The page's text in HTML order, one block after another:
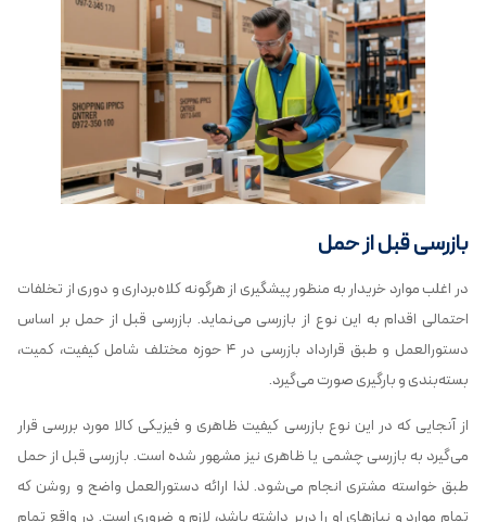
بازرسی قبل از حمل
در اغلب موارد خریدار به منظور پیشگیری از هرگونه کلاه‌برداری و دوری از تخلفات
احتمالی اقدام به این نوع از بازرسی می‌نماید. بازرسی قبل از حمل بر اساس
دستورالعمل و طبق قرارداد بازرسی در ۴ حوزه مختلف شامل کیفیت، کمیت،
بسته‌بندی و بارگیری صورت می‌گیرد.
از آنجایی که در این نوع بازرسی کیفیت ظاهری و فیزیکی کالا مورد بررسی قرار
می‌گیرد به بازرسی چشمی یا ظاهری نیز مشهور شده است. بازرسی قبل از حمل
طبق خواسته مشتری انجام می‌شود. لذا ارائه دستورالعمل واضح و روشن که
تمام موارد و نیازهای او را دربر داشته باشد، لازم و ضروری است. در واقع تمام